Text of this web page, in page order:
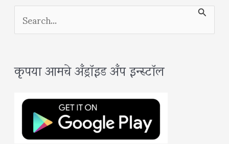
S
e
r
कृपया आमचे अँड्रॉइड अँप इन्स्टॉल